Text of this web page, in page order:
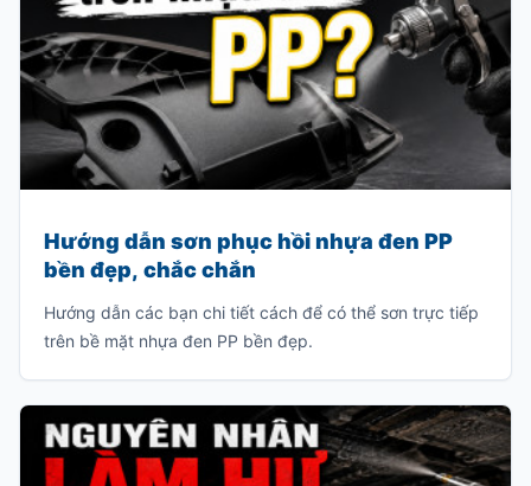
Hướng dẫn sơn phục hồi nhựa đen PP
bền đẹp, chắc chắn
Hướng dẫn các bạn chi tiết cách để có thể sơn trực tiếp
trên bề mặt nhựa đen PP bền đẹp.